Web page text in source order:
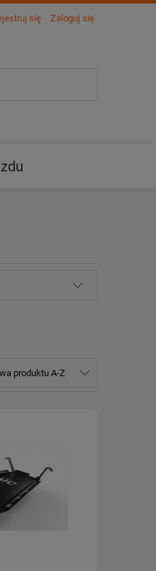
się Zaloguj się
produktu A-Z